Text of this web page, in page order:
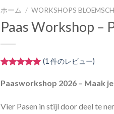
ホーム / WORKSHOPS
Paas Workshop –
評価に基づ
5.00点
(1 件のレビュー)
Paasworkshop 2026 – Maak
Vier Pasen in stijl door deel te